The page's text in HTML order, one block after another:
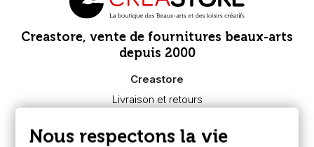
Creastore, vente de fournitures beaux-arts
depuis 2000
Creastore
Livraison et retours
Paiement sécurisé
FAQ
Nous respectons la vie